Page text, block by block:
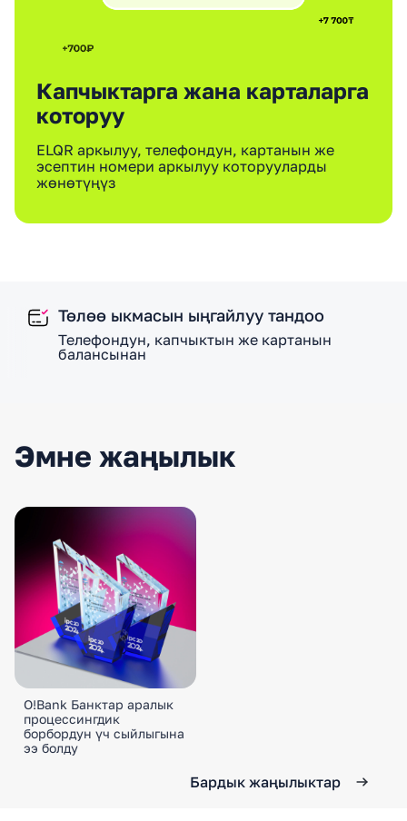
Капчыктарга жана карталарга
которуу
ELQR аркылуу, телефондун, картанын же
эсептин номери аркылуу которууларды
жөнөтүңүз
Төлөө ыкмасын ыңгайлуу тандоо
Телефондун, капчыктын же картанын
балансынан
Эмне жаңылык
O!Bank Банктар аралык
процессингдик
борбордун үч сыйлыгына
ээ болду
Бардык жаңылыктар